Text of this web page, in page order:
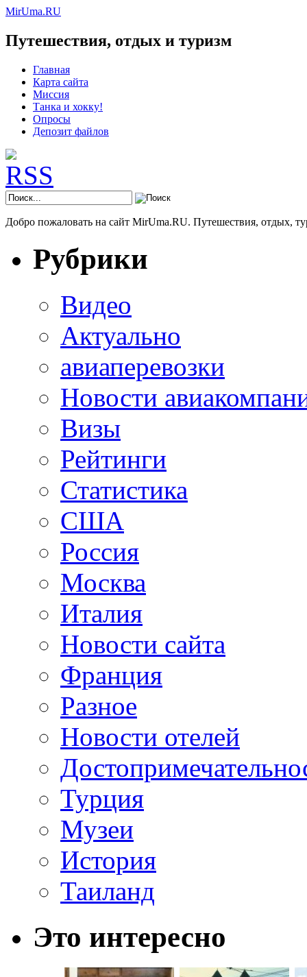
MirUma.RU
Путешествия, отдых и туризм
Главная
Карта сайта
Миссия
Танка и хокку!
Опросы
Депозит файлов
Добро пожаловать на сайт MirUma.RU. Путешествия, отдых,
Рубрики
Видео
Актуально
авиаперевозки
Новости
Визы
Рейтинги
Статистика
США
Россия
Москва
Италия
Новости сайта
Франция
Разное
Новости отелей
Турция
Музеи
История
Таиланд
Это интересно